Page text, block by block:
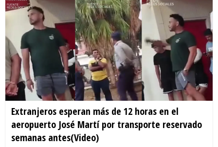
Extranjeros esperan más de 12 horas en el
aeropuerto José Martí por transporte reservado
semanas antes(Video)